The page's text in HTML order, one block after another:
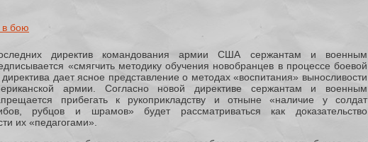
в бою
директив командования армии США сержантам и военным
«смягчить методику обучения новобранцев в процессе боевой
директива дает ясное представление о методах «воспитания» выносливости
армии. Согласно новой директиве сержантам и военным
прибегать к рукоприкладству и отныне «наличие у солдат
рубцов и шрамов» будет рассматриваться как доказательство
их «педагогами».